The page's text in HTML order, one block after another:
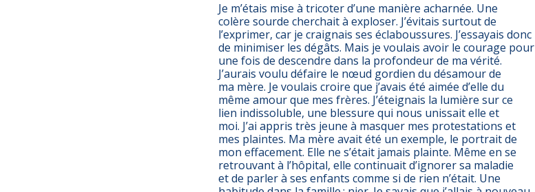
Je m’étais mise à tricoter d’une manière acharnée. Une
colère sourde cherchait à exploser. J’évitais surtout de
l’exprimer, car je craignais ses éclaboussures. J’essayais donc
de minimiser les dégâts. Mais je voulais avoir le courage pour
une fois de descendre dans la profondeur de ma vérité.
J’aurais voulu défaire le nœud gordien du désamour de
ma mère. Je voulais croire que j’avais été aimée d’elle du
même amour que mes frères. J’éteignais la lumière sur ce
lien indissoluble, une blessure qui nous unissait elle et
moi. J’ai appris très jeune à masquer mes protestations et
mes plaintes. Ma mère avait été un exemple, le portrait de
mon effacement. Elle ne s’était jamais plainte. Même en se
retrouvant à l’hôpital, elle continuait d’ignorer sa maladie
et de parler à ses enfants comme si de rien n’était. Une